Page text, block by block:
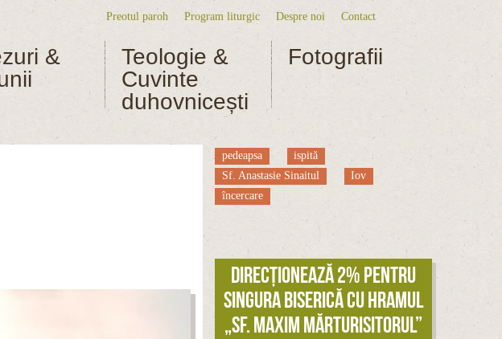
Meniu secundar
Preotul paroh Program liturgic Despre noi Contact
&
Teologie &
Cuvinte
duhovnicești
Fotografii
pedeapsa
ispită
Sf. Anastasie Sinaitul
Iov
încercare
Direcționează 2% pentru
singura biserică cu hramul
„Sf. Maxim Mărturisitorul”